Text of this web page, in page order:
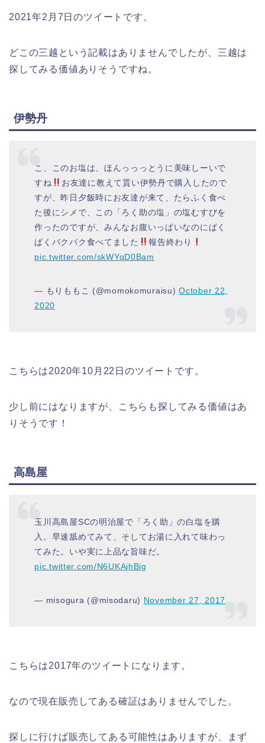
2021年2月7日のツイートです。
どこの三越という記載はありませんでしたが、三越は
探してみる価値ありそうですね。
伊勢丹
こ、このお塩は、ほんっっっとうに美味しーいで
すね
お友達に教えて貰い伊勢丹で購入したので
すが、昨日夕飯時にお友達が来て、たらふく食べ
た後にシメで、この「ろく助の塩」の塩むすびを
作ったのですが、みんなお腹いっぱいなのにぱく
ぱくバクバク食べてました
報告終わり
pic.twitter.com/skWYqD0Bam
— もりももこ (@momokomuraisu)October 22,
2020
こちらは2020年10月22日のツイートです。
少し前にはなりますが、こちらも探してみる価値はあ
りそうです！
高島屋
玉川高島屋SCの明治屋で「ろく助」の白塩を購
入。早速舐めてみて、そしてお湯に入れて味わっ
てみた。いや実に上品な旨味だ。
pic.twitter.com/N6UKAjhBig
— misogura (@misodaru) November 27, 2017
こちらは2017年のツイートになります。
なので現在販売してある確証はありませんでした。
探しに行けば販売してある可能性はありますが、まず